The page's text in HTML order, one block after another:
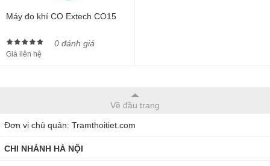
Máy đo khí CO Extech CO15
0 đánh giá
Giá liên hệ
Về đầu trang
Đơn vị chủ quản: Tramthoitiet.com
CHI NHÁNH HÀ NỘI